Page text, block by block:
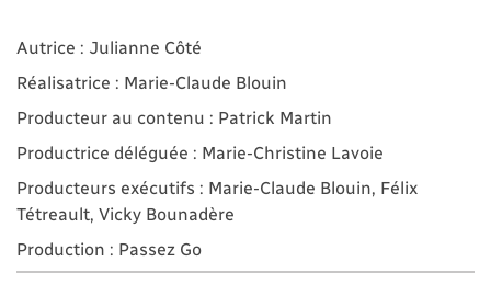
Autrice : Julianne Côté
Réalisatrice : Marie-Claude Blouin
Producteur au contenu : Patrick Martin
Productrice déléguée : Marie-Christine Lavoie
Producteurs exécutifs : Marie-Claude Blouin, Félix
Tétreault, Vicky Bounadère
Production : Passez Go